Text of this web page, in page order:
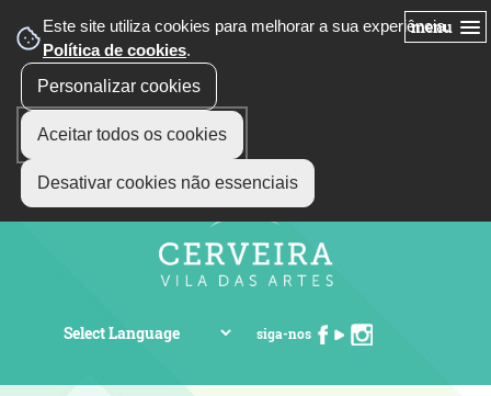
Este site utiliza cookies para melhorar a sua experiência.
Política de cookies.
Personalizar cookies
Aceitar todos os cookies
Desativar cookies não essenciais
menu
siga-nos